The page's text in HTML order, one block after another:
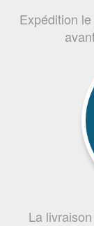
Expédition
La